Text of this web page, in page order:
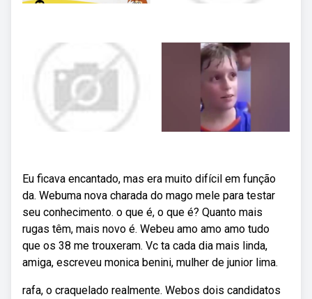
Eu ficava encantado, mas era muito difícil em função
da. Webuma nova charada do mago mele para testar
seu conhecimento. o que é, o que é? Quanto mais
rugas têm, mais novo é. Webeu amo amo amo tudo
que os 38 me trouxeram. Vc ta cada dia mais linda,
amiga, escreveu monica benini, mulher de junior lima.
rafa, o craquelado realmente. Webos dois candidatos